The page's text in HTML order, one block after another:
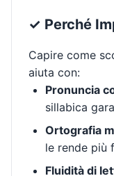
✓ Perché
Capire come
aiuta con:
Pronuncia
sillabica
Ortografia
le rende più
Fluidità di